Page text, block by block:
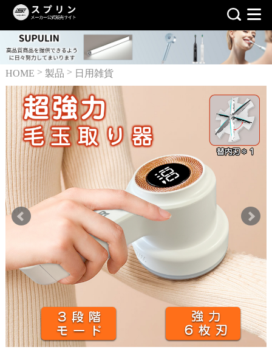
HOME > 製品 > 日用雑貨